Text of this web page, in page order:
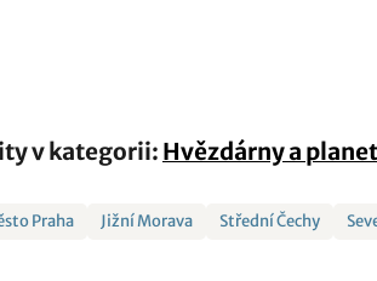
v kategorii: Hvězdárny a
Praha Jižní Morava Střední Čechy